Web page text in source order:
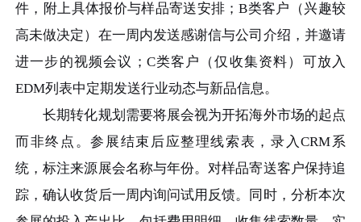
件，附上具体报价与样品寄送安排；B类客户（兴趣较
高未做决定）在一周内发送感谢信与公司介绍，并邀请
进一步的视频会议；C类客户（仅收集资料）可放入
EDM列表中定期发送行业动态与新品信息。
长期转化规划需要将展会视为开拓海外市场的起点
而非终点。参展结束后应整理线索表，录入CRM系
统，标注来源展会名称与年份。对样品寄送客户保持追
踪，确认收货后一周内询问试用反馈。同时，分析本次